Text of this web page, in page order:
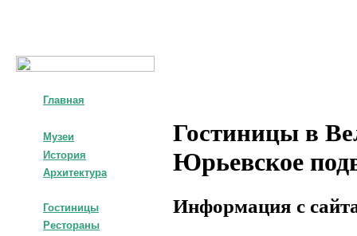
Главная
Музеи
История
Архитектура
Гостиницы
Рестораны
Гостиницы в
Юрьевское
Информация с